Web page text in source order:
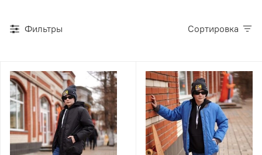
Фильтры Сортировка